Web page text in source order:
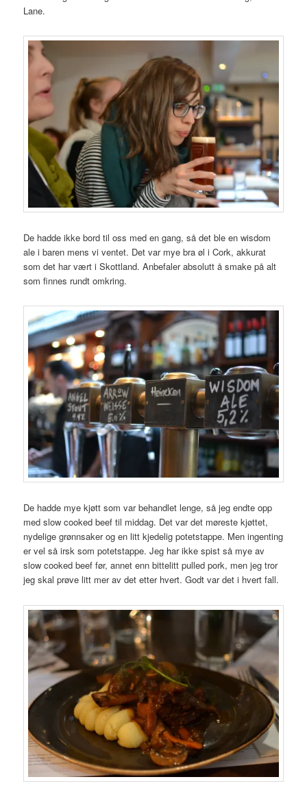
Lane.
De hadde ikke bord til oss med en gang, så det ble en wisdom
ale i baren mens vi ventet. Det var mye bra øl i Cork, akkurat
som det har vært i Skottland. Anbefaler absolutt å smake på alt
som finnes rundt omkring.
De hadde mye kjøtt som var behandlet lenge, så jeg endte opp
med slow cooked beef til middag. Det var det møreste kjøttet,
nydelige grønnsaker og en litt kjedelig potetstappe. Men ingenting
er vel så irsk som potetstappe. Jeg har ikke spist så mye av
slow cooked beef før, annet enn bittelitt pulled pork, men jeg tror
jeg skal prøve litt mer av det etter hvert. Godt var det i hvert fall.